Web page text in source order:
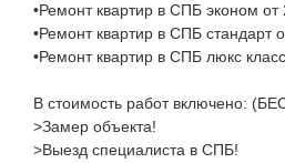
•Ремонт квартир в СПБ эконом от
•Ремонт квартир в СПБ стандарт
•Ремонт квартир в СПБ люкс
В стоимость работ включено:
>Замер объекта!
>Выезд специалиста в СПБ!